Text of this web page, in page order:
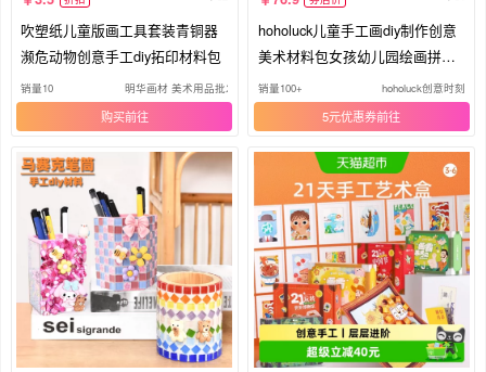
吹塑纸儿童版画工具套装青铜器
濒危动物创意手工diy拓印材料包
销量10 明华画材 美术用品批发
购买
hoholuck儿童手工画diy制作创意
美术材料包女孩幼儿园绘画拼贴
画
销量100+ hoholuck创意时刻
5元优惠券